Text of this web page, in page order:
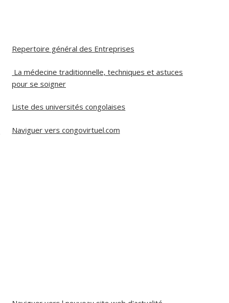
Repertoire général des Entreprises
La médecine traditionnelle, techniques et astuces
pour se soigner
Liste des universités congolaises
Naviguer vers congovirtuel.com